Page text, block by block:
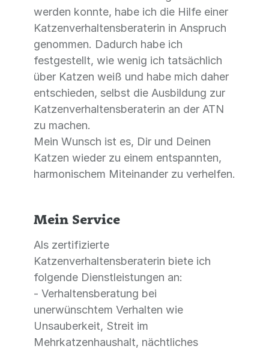
werden konnte, habe ich die Hilfe einer
Katzenverhaltensberaterin in Anspruch
genommen. Dadurch habe ich
festgestellt, wie wenig ich tatsächlich
über Katzen weiß und habe mich daher
entschieden, selbst die Ausbildung zur
Katzenverhaltensberaterin an der ATN
zu machen.
Mein Wunsch ist es, Dir und Deinen
Katzen wieder zu einem entspannten,
harmonischem Miteinander zu verhelfen.
Mein Service
Als zertifizierte
Katzenverhaltensberaterin biete ich
folgende Dienstleistungen an:
- Verhaltensberatung bei
unerwünschtem Verhalten wie
Unsauberkeit, Streit im
Mehrkatzenhaushalt, nächtliches